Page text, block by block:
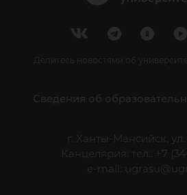
Делитесь новостями об
Сведения об
г. Ханты-Мансийск, ул.
Канцелярия: тел.: +7
e-mail: